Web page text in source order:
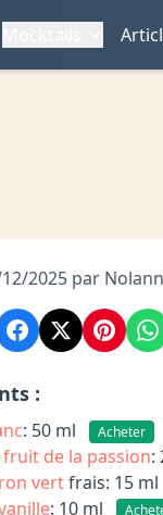
2025 par Nolann
:
: 50 ml Acheter
fruit de la passion:
vertfrais: 15 ml
: 10 ml